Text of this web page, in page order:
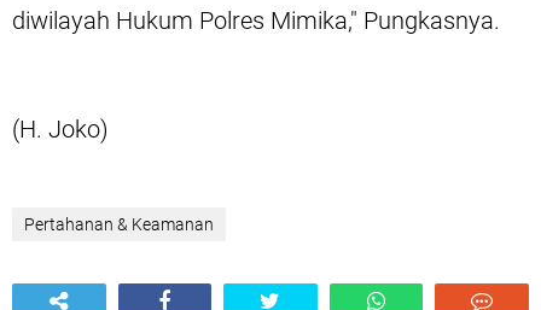
diwilayah Hukum Polres Mimika," Pungkasnya.
(H. Joko)
Pertahanan & Keamanan